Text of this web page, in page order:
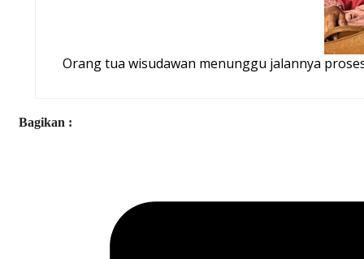
Orang tua wisudawan menunggu jalannya
Bagikan :